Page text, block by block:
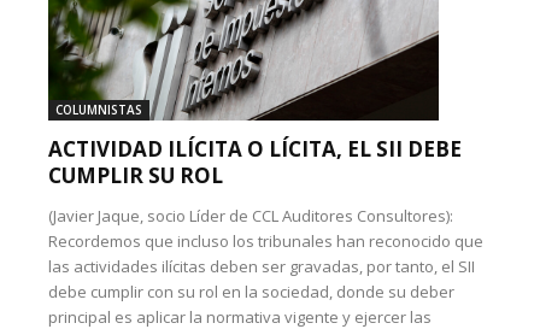
COLUMNISTAS
ACTIVIDAD ILÍCITA O LÍCITA, EL SII DEBE
CUMPLIR SU ROL
(Javier Jaque, socio Líder de CCL Auditores Consultores):
Recordemos que incluso los tribunales han reconocido que
las actividades ilícitas deben ser gravadas, por tanto, el SII
debe cumplir con su rol en la sociedad, donde su deber
principal es aplicar la normativa vigente y ejercer las